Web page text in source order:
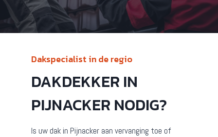
Dakspecialist in de regio
DAKDEKKER IN
PIJNACKER NODIG?
Is uw dak in Pijnacker aan vervanging toe of